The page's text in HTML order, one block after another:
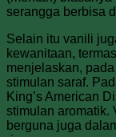
serangga berbisa
Selain itu vanili
kewanitaan,
menjelaskan,
stimulan saraf.
King’s American
stimulan aromatik.
berguna juga